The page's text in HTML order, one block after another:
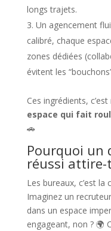
longs trajets.
Un agencement
calibré, chaque
zones dédiées
évitent les
Ces ingrédients,
espace qui fait
🚗
Pourquoi un
réussi
Les bureaux, c’est la
Imaginez un
dans un espace
engageant, non ? 🌍